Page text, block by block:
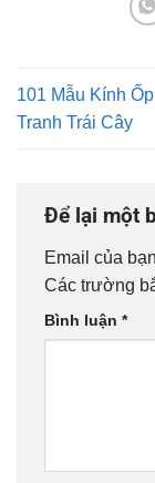
101 Mẫu Kính
Tranh Trái Cây
Để lại một
Email của
Các trường
Bình luận *